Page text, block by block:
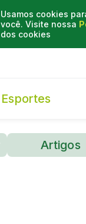
Usamos cookies
você. Visite nossa
dos cookies
Esportes
Artigos